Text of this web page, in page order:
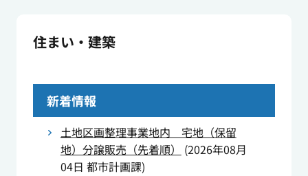
住まい・建築
新着情報
土地区画整理事業地内 宅地（保留
地）分譲販売（先着順）
(2026年08月
04日 都市計画課)